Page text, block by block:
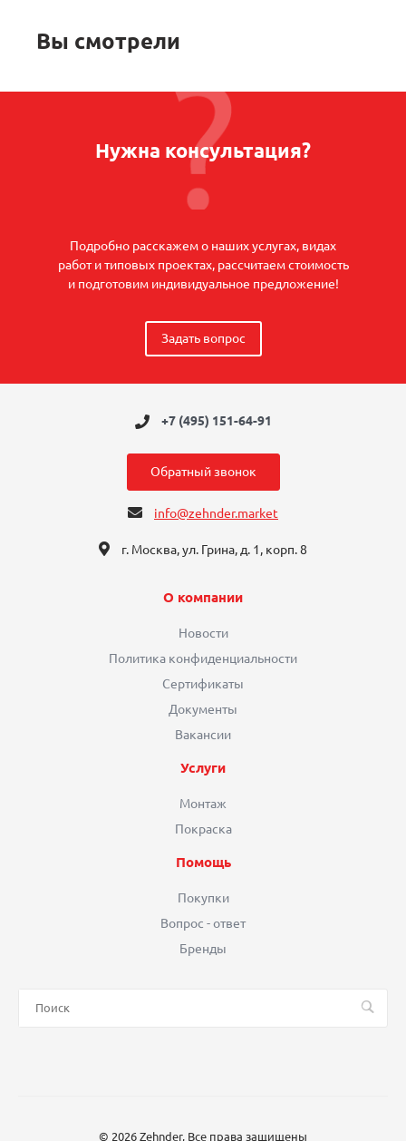
Вы смотрели
Нужна консультация?
Подробно расскажем о наших услугах, видах
работ и типовых проектах, рассчитаем стоимость
и подготовим индивидуальное предложение!
Задать вопрос
+7 (495) 151-64-91
Обратный звонок
info@zehnder.market
г. Москва, ул. Грина, д. 1, корп. 8
О компании
Новости
Политика конфиденциальности
Сертификаты
Документы
Вакансии
Услуги
Монтаж
Покраска
Помощь
Покупки
Вопрос - ответ
Бренды
© 2026 Zehnder, Все права защищены